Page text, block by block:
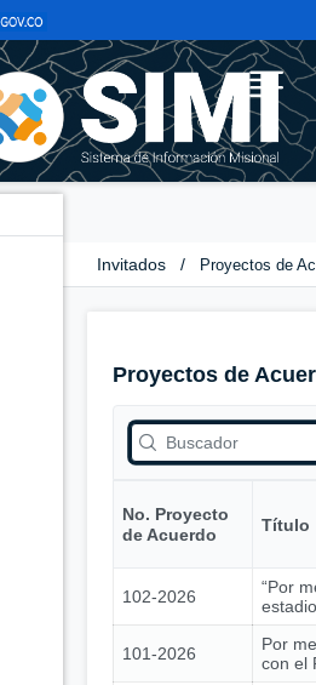
Invitados / Proyectos de
Proyectos de
No. Proyecto
de Acuerdo
Título
102-2026
“Por
101-2026
Por
con el